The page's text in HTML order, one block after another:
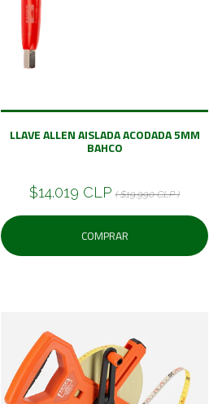
LLAVE ALLEN AISLADA ACODADA 5MM
BAHCO
$14.019 CLP ( $19.990 CLP )
COMPRAR